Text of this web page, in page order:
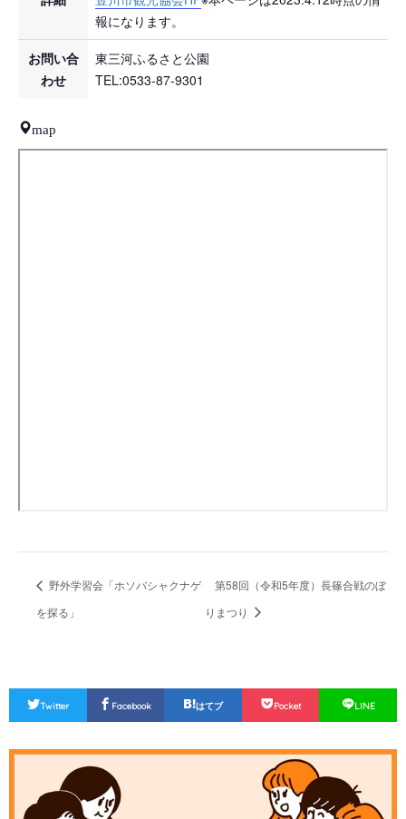
報になります。
お問い合
わせ
東三河ふるさと公園
TEL:0533-87-9301
map
野外学習会「ホソバシャクナゲ
を探る」
第58回（令和5年度）長篠合戦のぼ
りまつり
Twitter Facebook はてブ Pocket LINE